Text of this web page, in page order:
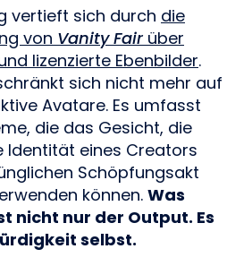
vertieft sich durch die
von Vanity Fairüber
lizenzierte Ebenbilder.
sich nicht mehr auf
Avatare. Es umfasst
die das Gesicht, die
Identität eines Creators
Schöpfungsakt
können. Was
nicht nur der Output. Es
selbst.